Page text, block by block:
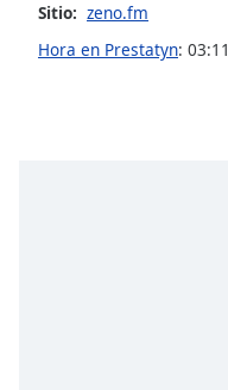
Opacity
Sitio: zeno.fm
Hora en Prestatyn: 03:11